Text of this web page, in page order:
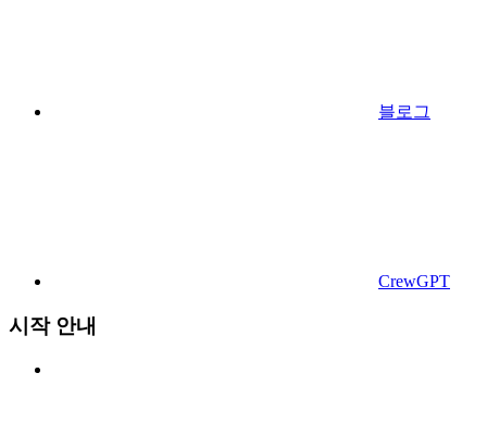
블로그
CrewGPT
시작 안내